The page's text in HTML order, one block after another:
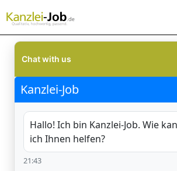
Chat with us